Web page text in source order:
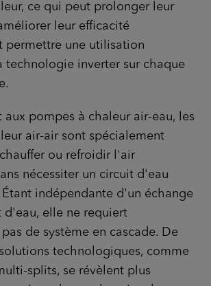
ce qui peut prolonger leur
leur efficacité
permettre une utilisation
technologie inverter sur chaque
aux pompes à chaleur air-eau, les
air-air sont spécialement
ou refroidir l'air
nécessiter un circuit d'eau
indépendante d'un échange
d'eau, elle ne requiert
de système en cascade. De
technologiques, comme
splits, se révèlent plus